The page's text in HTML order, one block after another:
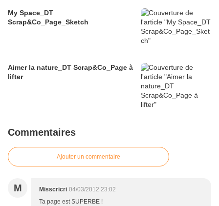
My Space_DT
Scrap&Co_Page_Sketch
Aimer la nature_DT Scrap&Co_Page à
lifter
Commentaires
Ajouter un commentaire
M Misscricri 04/03/2012 23:02
Ta page est SUPERBE !